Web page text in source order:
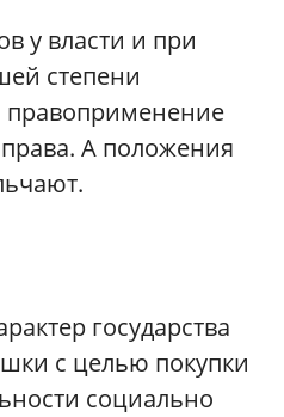
у власти и при
степени
правоприменение
права. А положения
государства
с целью покупки
социально